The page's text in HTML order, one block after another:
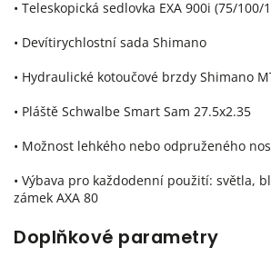
• Teleskopická sedlovka EXA 900i (75/100/
• Devítirychlostní sada Shimano
• Hydraulické kotoučové brzdy Shimano
• Pláště Schwalbe Smart Sam 27.5x2.35
• Možnost lehkého nebo odpruženého
• Výbava pro každodenní použití: světla,
zámek AXA 80
Doplňkové parametry